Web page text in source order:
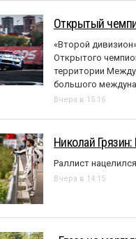
Открытый
«Второй
Открытого
территории
большого
Вчера в 15:16
Николай
Раллист
Вчера в 14:15